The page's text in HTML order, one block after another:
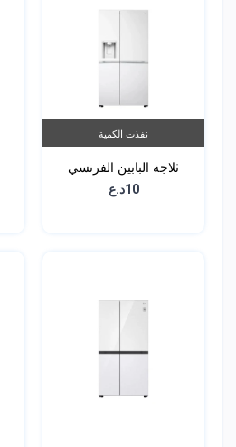
نفذت الكمية
ثلاجة البابين الفرنسي
10د.ع